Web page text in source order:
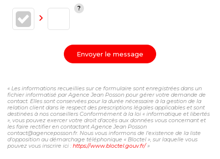
Envoyer le message
« Les informations recueillies sur ce formulaire sont enregistrées dans un
fichier informatisé par Agence Jean Posson pour gérer votre demande de
contact. Elles sont conservées pour la durée nécessaire à la gestion de la
relation client dans le respect des prescriptions légales applicables et sont
destinées à nos conseillers Conformément à la loi « informatique et libertés
», vous pouvez exercer votre droit d'accès aux données vous concernant et
les faire rectifier en contactant Agence Jean Posson
contact@agenceposson.fr. Nous vous informons de l'existence de la liste
d'opposition au démarchage téléphonique « Bloctel », sur laquelle vous
pouvez vous inscrire ici : https://www.bloctel.gouv.fr/»